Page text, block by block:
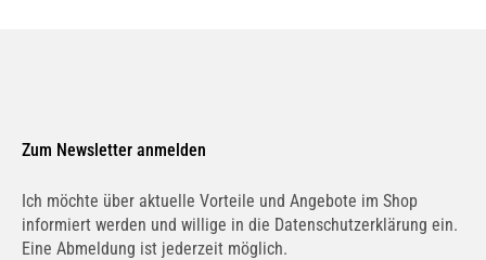
Zum Newsletter anmelden
Ich möchte über aktuelle Vorteile und Angebote im Shop
informiert werden und willige in die Datenschutzerklärung ein.
Eine Abmeldung ist jederzeit möglich.